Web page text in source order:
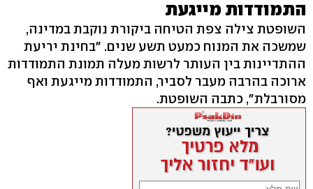
התמודדות מייגעת
השופטת צילה צפת הטיחה ביקורת נוקבת במדינה,
שמשכה את המנוח כמעט תשע שנים. "בחינת יריעת
ההתדיינות בין העותר לרשות מעלה תמונת התמודדות
ארוכה בהרבה מעבר לסביר, התמודדות מייגעת ואף
מסורבלת", כתבה השופטת.